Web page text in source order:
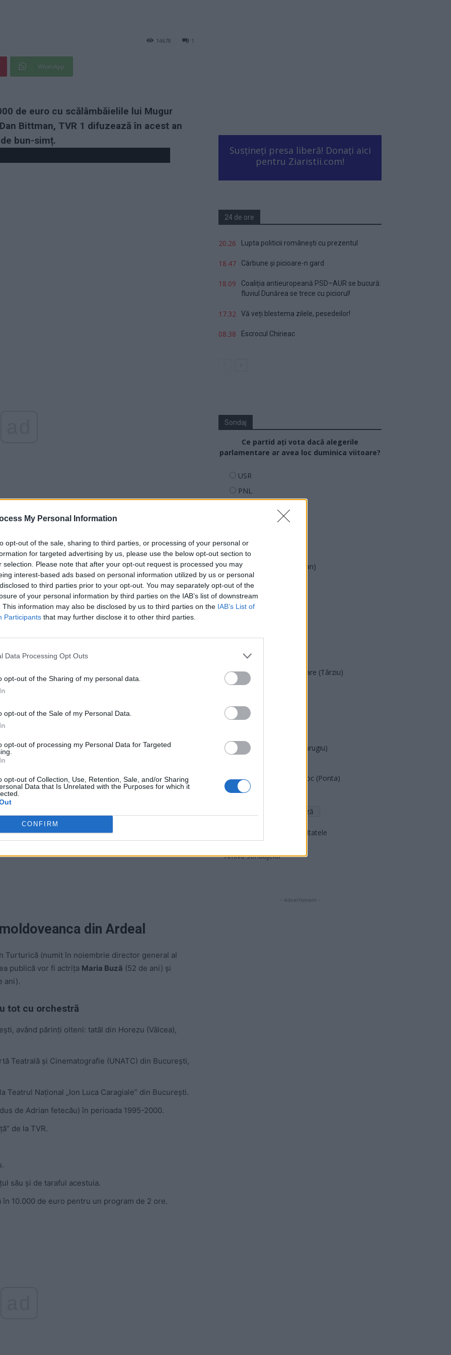
My Personal Information
opt-out of the sale, sharing to third parties, or processing of your personal or
for targeted advertising by us, please use the below opt-out section to
selection. Please note that after your opt-out request is processed you may
interest-based ads based on personal information utilized by us or personal
to third parties prior to your opt-out. You may separately opt-out of the
of your personal information by third parties on the IAB’s list of downstream
This information may also be disclosed by us to third parties on the IAB’s List of
Participants that may further disclose it to other third parties.
Data Processing Opt Outs
opt-out of the Sharing of my personal data.
opt-out of the Sale of my Personal Data.
opt-out of processing my Personal Data for Targeted
opt-out of Collection, Use, Retention, Sale, and/or Sharing
Data that Is Unrelated with the Purposes for which it
CONFIRM
1
14678
WhatsApp
de euro cu scălâmbăielile lui Mugur
Bittman, TVR 1 difuzează în acest an
bun-simț.
trecut, de la TVR 1, pentru producția căruia s-au
stat, noua conducerea a televiziunii publice a
Revelion mai ieftin, mai profesionist și mai
bani publici nu vor mai apărea pe micul ecran
șefă a TVR, “dragnista” Doina Gradea – “Cap de
degradant:
– cântăreț bun, „care-ți dă un inel”; conspiraționist
lu’ Pârțag, al cărui cuvânt favorit este „fă” –
braconaj (umbla cu căprioara în portbagaj).
pline, deși și-au bătut joc și de bunul-simț
care se luptau cu virusul.
din Ardeal
Turturică (numit în noiembrie director general al
publică vor fi actrița Maria Buză (52 de ani) și
ani).
tot cu orchestră
având părinți olteni: tatăl din Horezu (Vâlcea),
Teatrală și Cinematografie (UNATC) din București,
Teatrul Național „Ion Luca Caragiale” din București.
de Adrian fetecău) în perioada 1995-2000.
de la TVR.
său și de taraful acestuia.
10.000 de euro pentru un program de 2 ore.
Susțineți presa liberă! Donați aici
pentru Ziaristii.com!
24 de ore
20.26 Lupta politicii românești cu prezentul
18.47 Cărbune și picioare-n gard
18.09
Coaliția antieuropeană PSD–AUR se bucură:
fluviul Dunărea se trece cu piciorul!
17.32 Vă veți blestema zilele, pesedeilor!
08.38 Escrocul Chirieac
Sondaj
Ce partid ați vota dacă alegerile
parlamentare ar avea loc duminica viitoare?
USR
PNL
PMP (Tomac)
Forța Dreptei (L. Orban)
PNȚMM
REPER
SENS
PACE (Peia)
Acțiunea Conservatoare (Târziu)
PDF (Lazarus)
PNȚCD (Pavelescu)
Partidul Patrioților (Surugiu)
România pe Primul Loc (Ponta)
Altul
Arată rezultatele
Arhiva sondajelor
- Advertisment -